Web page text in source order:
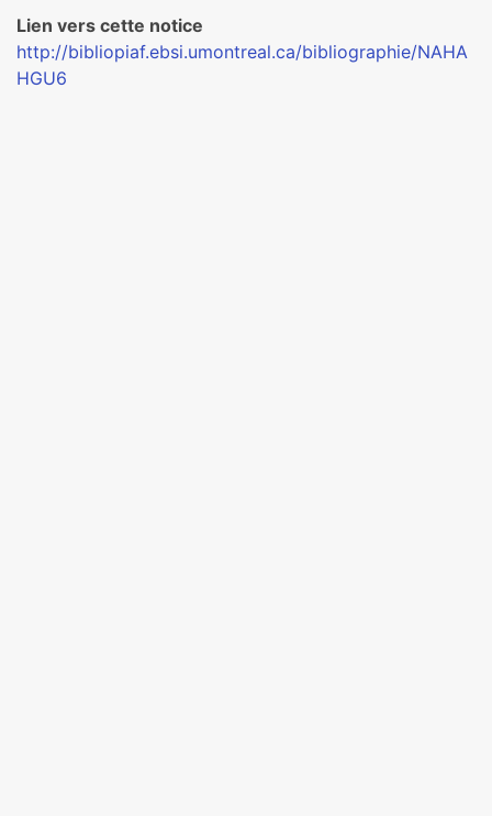
Lien vers cette notice
http://bibliopiaf.ebsi.umontreal.ca/bibliographie/NAHA
HGU6